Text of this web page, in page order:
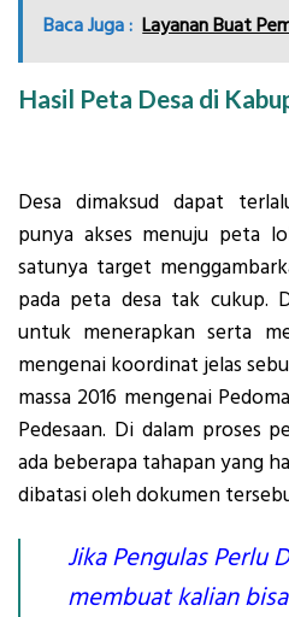
Baca Juga : Layanan Buat
Hasil Peta Desa di
Desa dimaksud dapat
punya akses menuju peta
satunya target
pada peta desa tak cukup.
untuk menerapkan serta
mengenai koordinat jelas
massa 2016 mengenai
Pedesaan. Di dalam proses
ada beberapa tahapan yang
dibatasi oleh dokumen
Jika Pengulas Perlu
membuat kalian